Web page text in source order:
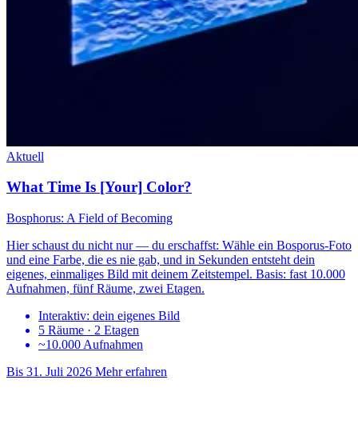
Aktuell
What Time Is [Your] Color?
Bosphorus: A Field of Becoming
Hier schaust du nicht nur — du erschaffst: Wähle ein Bosporus-Foto
und eine Farbe, die es nie gab, und in Sekunden entsteht dein
eigenes, einmaliges Bild mit deinem Zeitstempel. Basis: fast 10.000
Aufnahmen, fünf Räume, zwei Etagen.
Interaktiv: dein eigenes Bild
5 Räume · 2 Etagen
~10.000 Aufnahmen
Bis 31. Juli 2026 Mehr erfahren